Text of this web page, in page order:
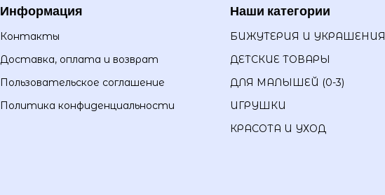
Информация
Контакты
Доставка, оплата и возврат
Пользовательское соглашение
Политика конфиденциальности
Наши категории
БИЖУТЕРИЯ И УКРАШЕНИЯ
ДЕТСКИЕ ТОВАРЫ
ДЛЯ МАЛЫШЕЙ (0-3)
ИГРУШКИ
КРАСОТА И УХОД